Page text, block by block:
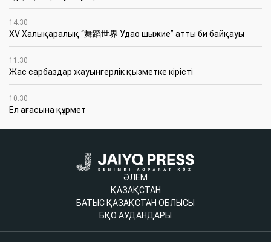
14:30
XV Халықаралық “舞蹈世界 Удао шыжие” атты би байқауы
11:30
Жас сарбаздар жауынгерлік қызметке кірісті
10:30
Ел ағасына құрмет
ӘЛЕМ
ҚАЗАҚСТАН
БАТЫС ҚАЗАҚСТАН ОБЛЫСЫ
БҚО АУДАНДАРЫ